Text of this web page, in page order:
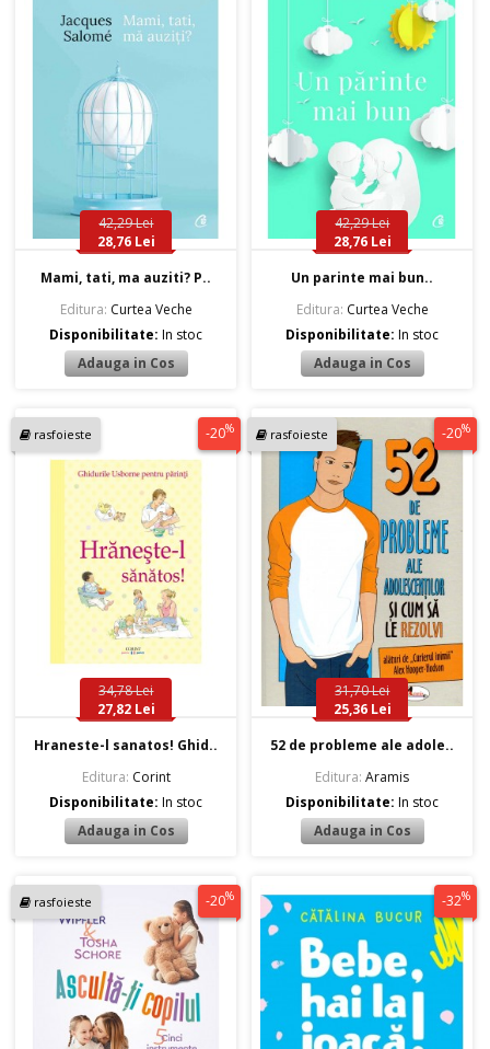
42,29 Lei
28,76 Lei
Mami, tati, ma auziti? P..
Editura: Curtea Veche
Disponibilitate:In stoc
42,29 Lei
28,76 Lei
Un parinte mai bun..
Editura: Curtea Veche
Disponibilitate:In stoc
rasfoieste -20%
34,78 Lei
27,82 Lei
Hraneste-l sanatos! Ghid..
Editura: Corint
Disponibilitate:In stoc
rasfoieste -20%
31,70 Lei
25,36 Lei
52 de probleme ale adole..
Editura: Aramis
Disponibilitate:In stoc
rasfoieste -20% -32%